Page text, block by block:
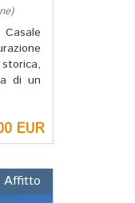
di un
EUR
Affitto